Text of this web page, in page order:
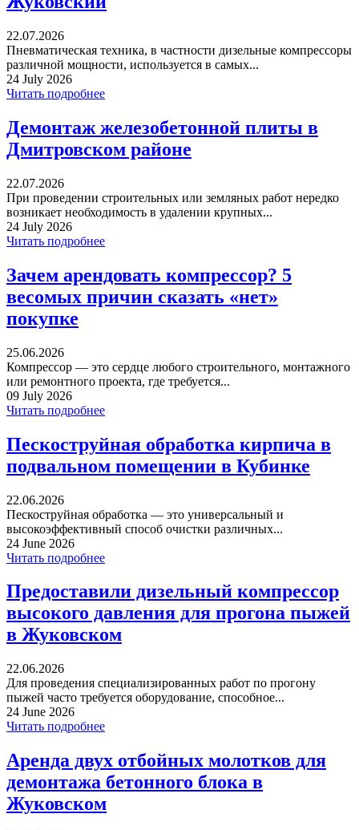
22.07.2026
Пневматическая техника, в частности дизельные компрессоры
различной мощности, используется в самых...
24 July 2026
Читать подробнее
Демонтаж железобетонной плиты в
Дмитровском районе
22.07.2026
При проведении строительных или земляных работ нередко
возникает необходимость в удалении крупных...
24 July 2026
Читать подробнее
Зачем арендовать компрессор? 5
весомых причин сказать «нет»
покупке
25.06.2026
Компрессор — это сердце любого строительного, монтажного
или ремонтного проекта, где требуется...
09 July 2026
Читать подробнее
Пескоструйная обработка кирпича в
подвальном помещении в Кубинке
22.06.2026
Пескоструйная обработка — это универсальный и
высокоэффективный способ очистки различных...
24 June 2026
Читать подробнее
Предоставили дизельный компрессор
высокого давления для прогона пыжей
в Жуковском
22.06.2026
Для проведения специализированных работ по прогону
пыжей часто требуется оборудование, способное...
24 June 2026
Читать подробнее
Аренда двух отбойных молотков для
демонтажа бетонного блока в
Жуковском